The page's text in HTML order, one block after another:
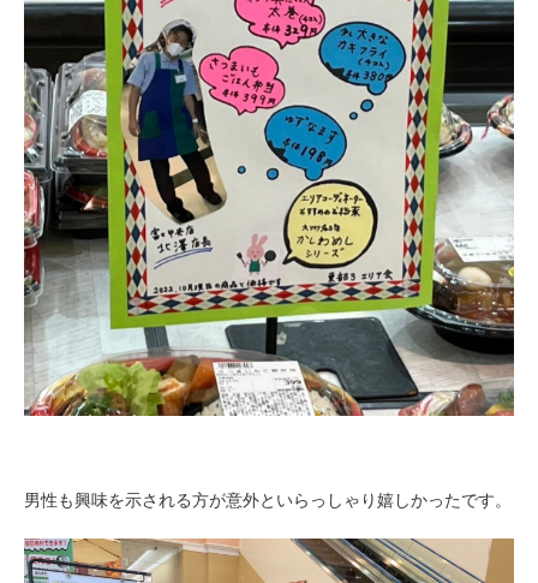
男性も興味を示される方が意外といらっしゃり嬉しかったです。